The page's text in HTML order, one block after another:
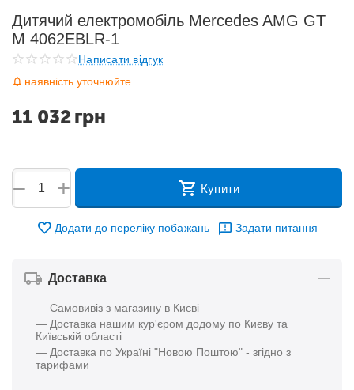
Дитячий електромобіль Mercedes AMG GT
M 4062EBLR-1
Написати відгук
наявність уточнюйте
11 032грн
+
− Купити
Додати до переліку побажань Задати питання
Доставка
— Самовивіз з магазину в Києві
— Доставка нашим кур'єром додому по Києву та
Київській області
— Доставка по Україні "Новою Поштою" - згідно з
тарифами